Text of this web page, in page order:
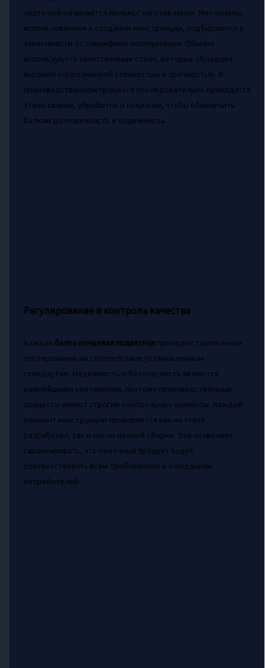
чертежей начинается процесс изготовления. Материалы,
использованные в создании конструкции, подбираются в
зависимости от специфики эксплуатации. Обычно
используются качественные стали, которые обладают
высокой коррозионной стойкостью и прочностью. В
производственном процессе последовательно проводятся
этапы сварки, обработки и покраски, чтобы обеспечить
балкам долговечность и надежность.
Регулирование и контроль качества
Каждая балка концевая подвеснаяпроходит тщательное
тестирование на соответствие установленным
стандартам. Надёжность и безопасность являются
важнейшими критериями, поэтому производственные
процессы имеют строгие контрольные моменты. Каждый
элемент конструкции проверяется как на этапе
разработки, так и после полной сборки. Это позволяет
гарантировать, что конечный продукт будет
соответствовать всем требованиям и ожиданиям
потребителей.